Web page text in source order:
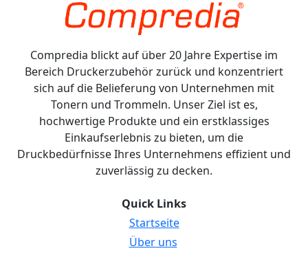
Compredia blickt auf über 20 Jahre Expertise im
Bereich Druckerzubehör zurück und konzentriert
sich auf die Belieferung von Unternehmen mit
Tonern und Trommeln. Unser Ziel ist es,
hochwertige Produkte und ein erstklassiges
Einkaufserlebnis zu bieten, um die
Druckbedürfnisse Ihres Unternehmens effizient und
zuverlässig zu decken.
Quick Links
Startseite
Über uns